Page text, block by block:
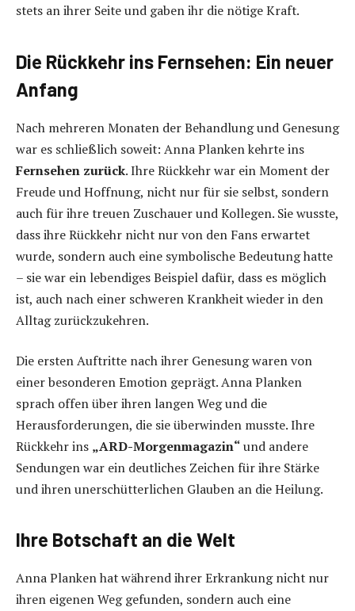
stets an ihrer Seite und gaben ihr die nötige Kraft.
Die Rückkehr ins Fernsehen: Ein neuer
Anfang
Nach mehreren Monaten der Behandlung und Genesung
war es schließlich soweit: Anna Planken kehrte ins
Fernsehen zurück. Ihre Rückkehr war ein Moment der
Freude und Hoffnung, nicht nur für sie selbst, sondern
auch für ihre treuen Zuschauer und Kollegen. Sie wusste,
dass ihre Rückkehr nicht nur von den Fans erwartet
wurde, sondern auch eine symbolische Bedeutung hatte
– sie war ein lebendiges Beispiel dafür, dass es möglich
ist, auch nach einer schweren Krankheit wieder in den
Alltag zurückzukehren.
Die ersten Auftritte nach ihrer Genesung waren von
einer besonderen Emotion geprägt. Anna Planken
sprach offen über ihren langen Weg und die
Herausforderungen, die sie überwinden musste. Ihre
Rückkehr ins „ARD-Morgenmagazin“und andere
Sendungen war ein deutliches Zeichen für ihre Stärke
und ihren unerschütterlichen Glauben an die Heilung.
Ihre Botschaft an die Welt
Anna Planken hat während ihrer Erkrankung nicht nur
ihren eigenen Weg gefunden, sondern auch eine